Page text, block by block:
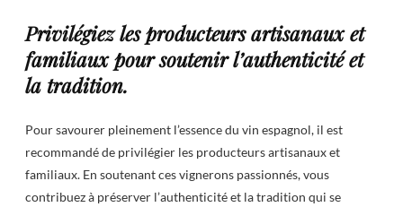
Privilégiez les producteurs artisanaux et
familiaux pour soutenir l’authenticité et
la tradition.
Pour savourer pleinement l’essence du vin espagnol, il est
recommandé de privilégier les producteurs artisanaux et
familiaux. En soutenant ces vignerons passionnés, vous
contribuez à préserver l’authenticité et la tradition qui se